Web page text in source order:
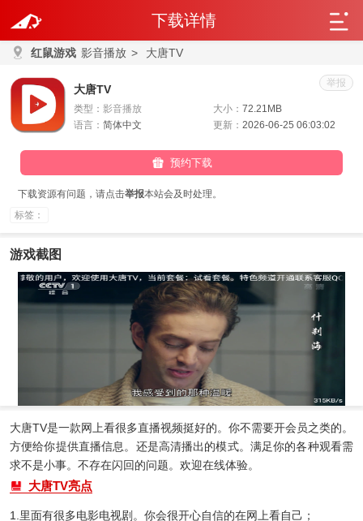
下载详情
红鼠游戏 影音播放 > 大唐TV
大唐TV
类型： 影音播放 大小：72.21MB
语言： 简体中文 更新：2026-06-25 06:03:02
举报
预约下载
下载资源有问题，请点击举报本站会及时处理。
标签：
游戏截图
大唐TV是一款网上看很多直播视频挺好的。你不需要开会员之类的。
方便给你提供直播信息。还是高清播出的模式。满足你的各种观看需
求不是小事。不存在闪回的问题。欢迎在线体验。
大唐TV亮点
1.里面有很多电影电视剧。你会很开心自信的在网上看自己；